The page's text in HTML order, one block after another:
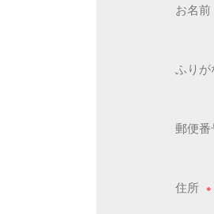
お名前
ふりが
郵便番
住所